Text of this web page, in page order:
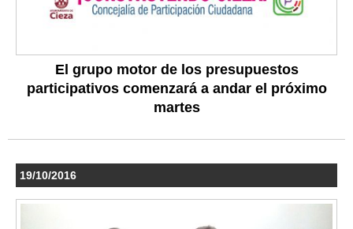
El grupo motor de los presupuestos
participativos comenzará a andar el próximo
martes
19/10/2016